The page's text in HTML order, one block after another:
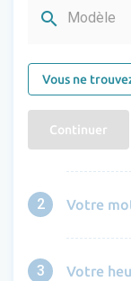
search Modèle
Vous ne
Continuer
2 Votre
3 Votre